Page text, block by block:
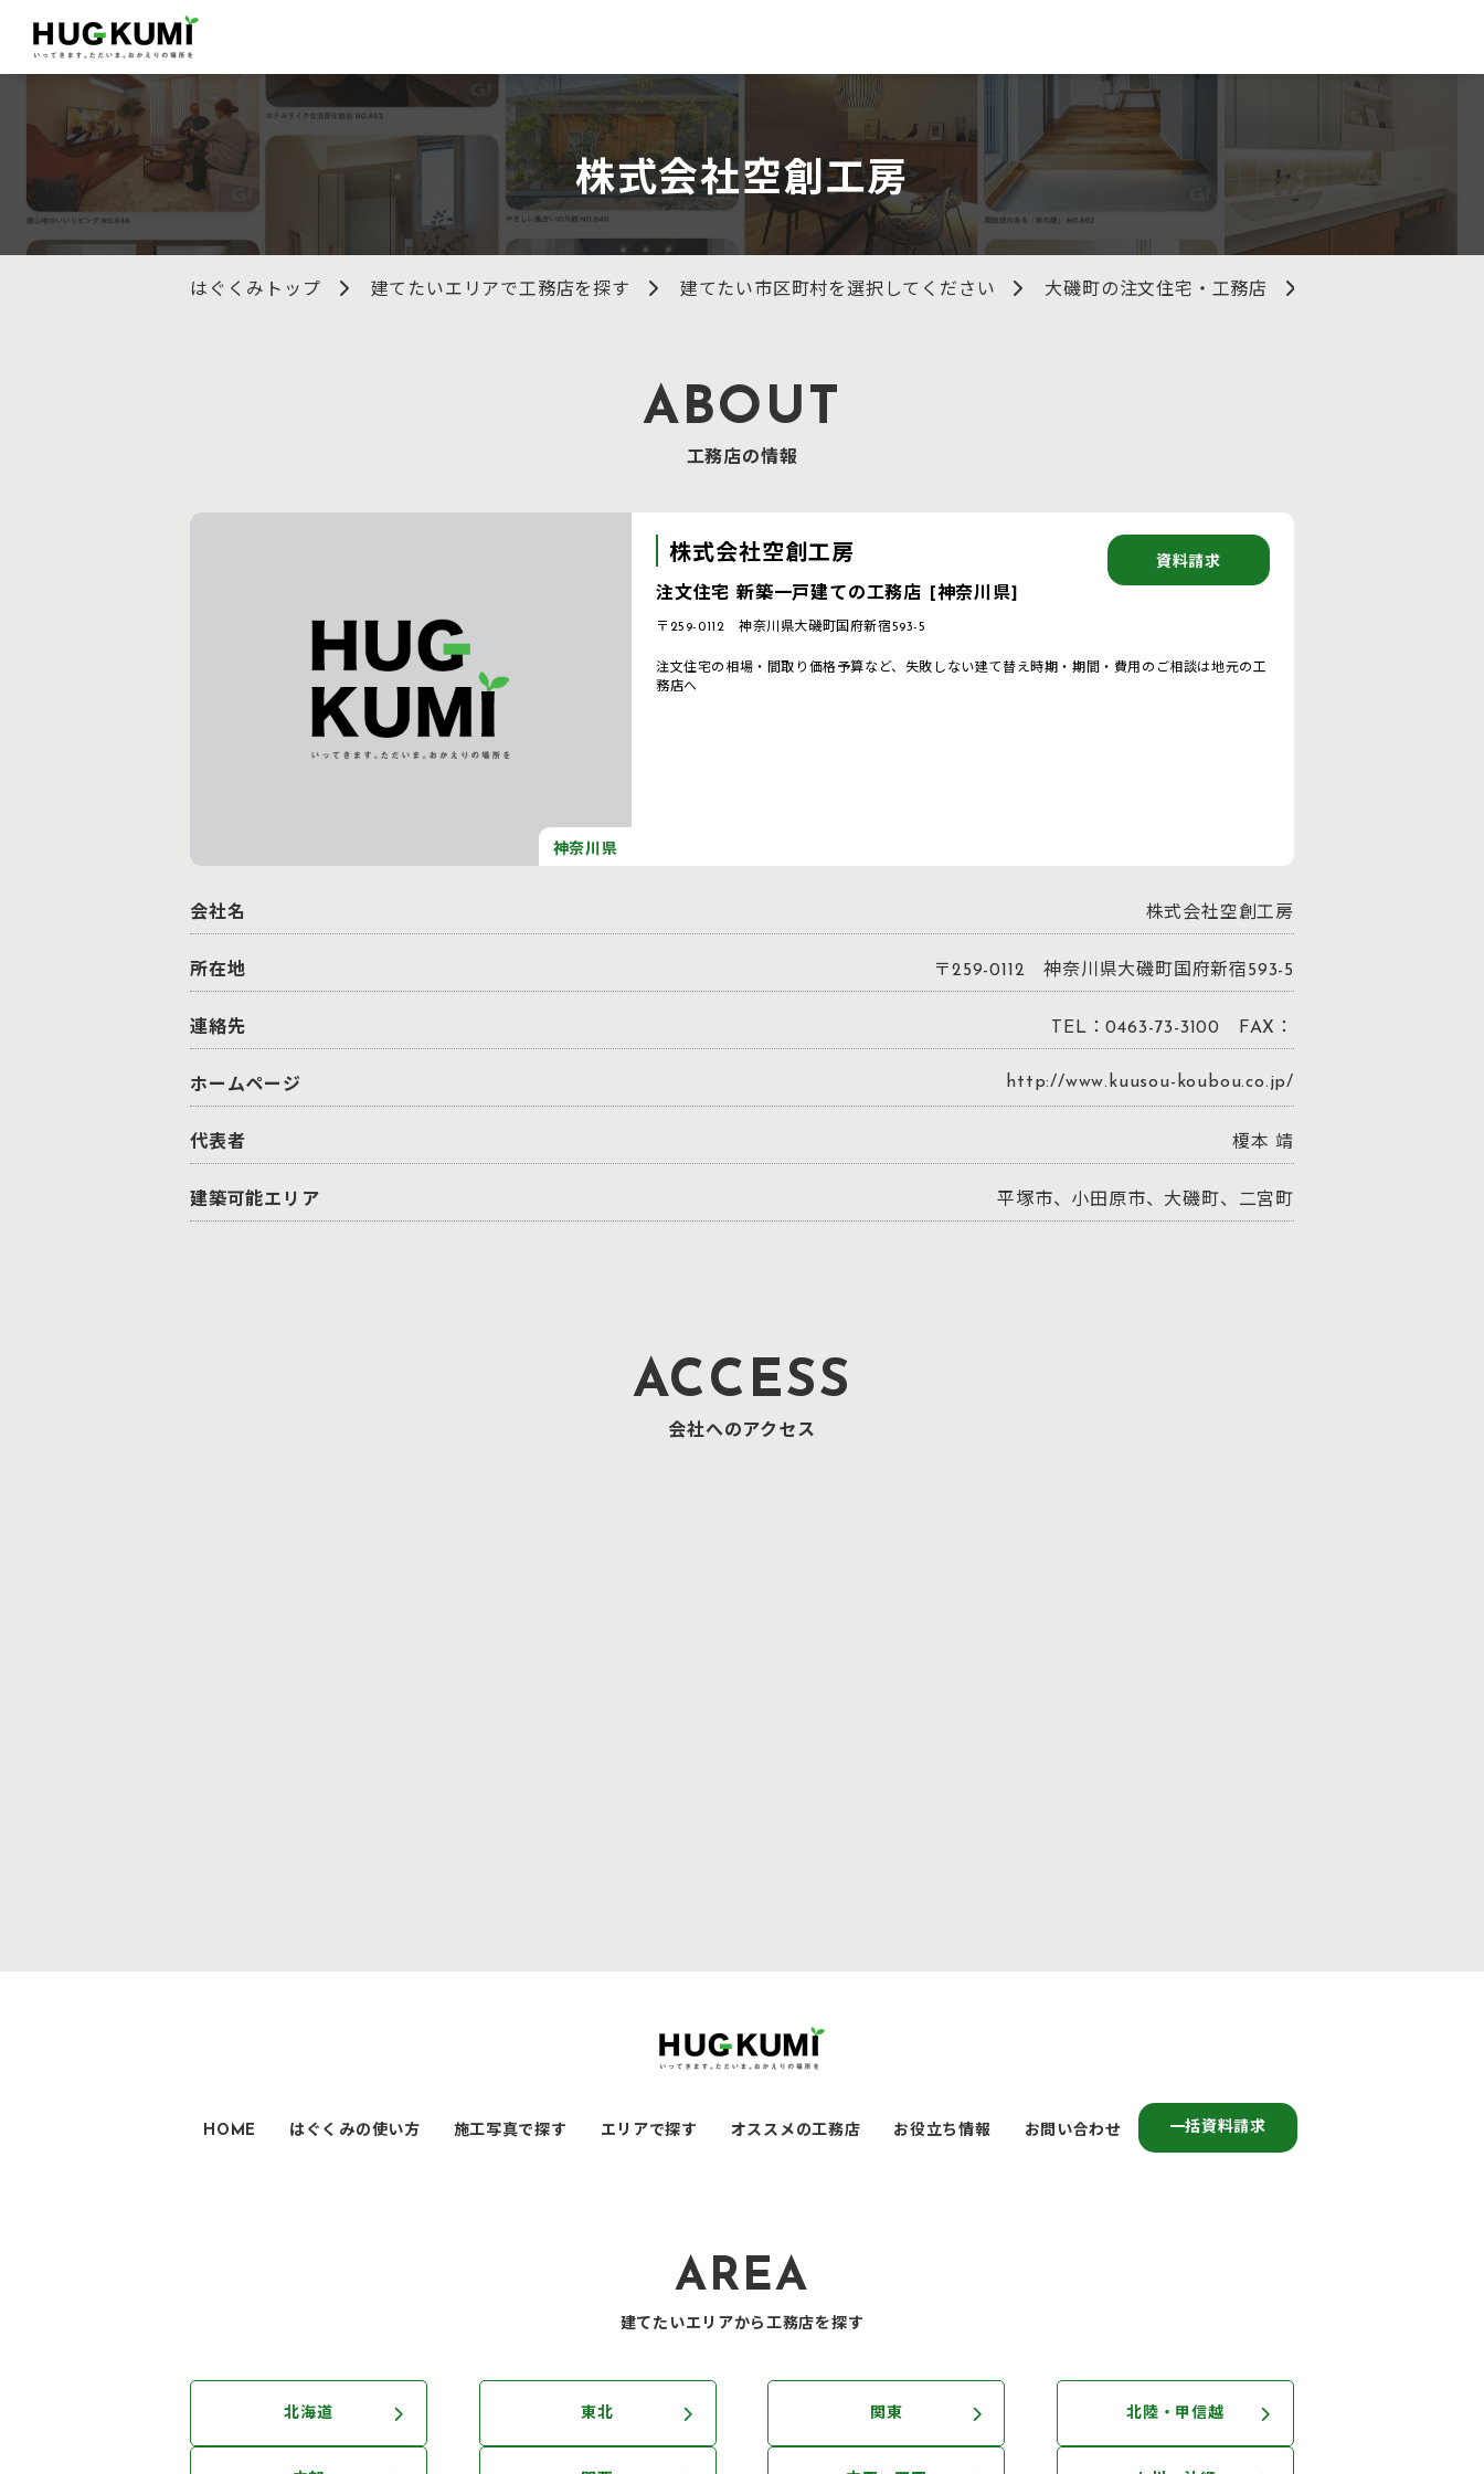
株式会社空創工房
はぐくみトップ 建てたいエリアで工務店を探す 建てたい市区町村を選択してください 大磯町の注文住宅・工務店
ABOUT
工務店の情報
神奈川県
株式会社空創工房
注文住宅 新築一戸建ての工務店 [神奈川県]
〒259-0112 神奈川県大磯町国府新宿593-5
資料請求
注文住宅の相場・間取り価格予算など、失敗しない建て替え時期・期間・費用のご相談は地元の工
務店へ
会社名 株式会社空創工房
所在地 〒259-0112 神奈川県大磯町国府新宿593-5
連絡先 TEL：0463-73-3100 FAX：
ホームページ http://www.kuusou-koubou.co.jp/
代表者 榎本 靖
建築可能エリア 平塚市、小田原市、大磯町、二宮町
ACCESS
会社へのアクセス
HOME はぐくみの使い方 施工写真で探す エリアで探す オススメの工務店 お役立ち情報 お問い合わせ 一括資料請求
AREA
建てたいエリアから工務店を探す
北海道 東北 関東 北陸・甲信越